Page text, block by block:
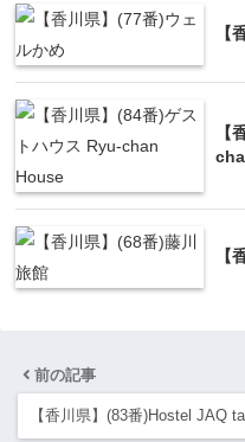
【
【
【
前の記事
【香川県】(83番)Hostel JAQ